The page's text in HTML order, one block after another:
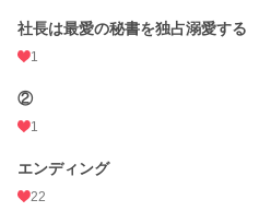
社長は最愛の秘書を独占溺愛する
1
②
1
エンディング
22